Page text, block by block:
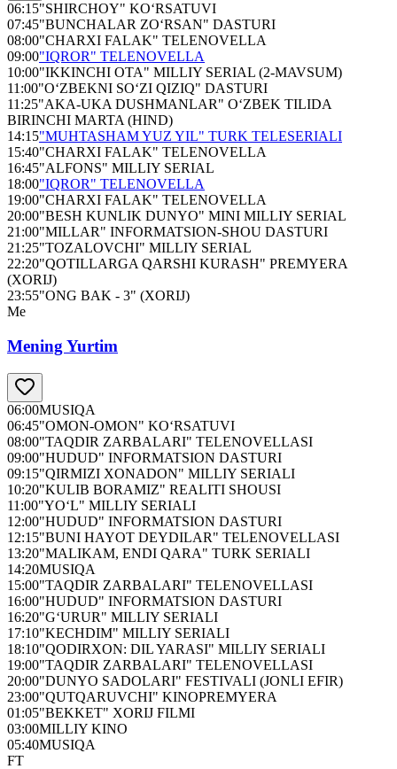
06:15"SHIRCHOY" KO‘RSATUVI
07:45"BUNCHALAR ZO‘RSAN" DASTURI
08:00"CHARXI FALAK" TELENOVELLA
09:00"IQROR" TELENOVELLA
10:00"IKKINCHI OTA" MILLIY SERIAL (2-MAVSUM)
11:00"O‘ZBEKNI SO‘ZI QIZIQ" DASTURI
11:25"AKA-UKA DUSHMANLAR" O‘ZBEK TILIDA
BIRINCHI MARTA (HIND)
14:15"MUHTASHAM YUZ YIL" TURK TELESERIALI
15:40"CHARXI FALAK" TELENOVELLA
16:45"ALFONS" MILLIY SERIAL
18:00"IQROR" TELENOVELLA
19:00"CHARXI FALAK" TELENOVELLA
20:00"BESH KUNLIK DUNYO" MINI MILLIY SERIAL
21:00"MILLAR" INFORMATSION-SHOU DASTURI
21:25"TOZALOVCHI" MILLIY SERIAL
22:20"QOTILLARGA QARSHI KURASH" PREMYERA
(XORIJ)
23:55"ONG BAK - 3" (XORIJ)
Me
Mening Yurtim
06:00MUSIQA
06:45"OMON-OMON" KO‘RSATUVI
08:00"TAQDIR ZARBALARI" TELENOVELLASI
09:00"HUDUD" INFORMATSION DASTURI
09:15"QIRMIZI XONADON" MILLIY SERIALI
10:20"KULIB BORAMIZ" REALITI SHOUSI
11:00"YO‘L" MILLIY SERIALI
12:00"HUDUD" INFORMATSION DASTURI
12:15"BUNI HAYOT DEYDILAR" TELENOVELLASI
13:20"MALIKAM, ENDI QARA" TURK SERIALI
14:20MUSIQA
15:00"TAQDIR ZARBALARI" TELENOVELLASI
16:00"HUDUD" INFORMATSION DASTURI
16:20"G‘URUR" MILLIY SERIALI
17:10"KECHDIM" MILLIY SERIALI
18:10"QODIRXON: DIL YARASI" MILLIY SERIALI
19:00"TAQDIR ZARBALARI" TELENOVELLASI
20:00"DUNYO SADOLARI" FESTIVALI (JONLI EFIR)
23:00"QUTQARUVCHI" KINOPREMYERA
01:05"BEKKET" XORIJ FILMI
03:00MILLIY KINO
05:40MUSIQA
FT